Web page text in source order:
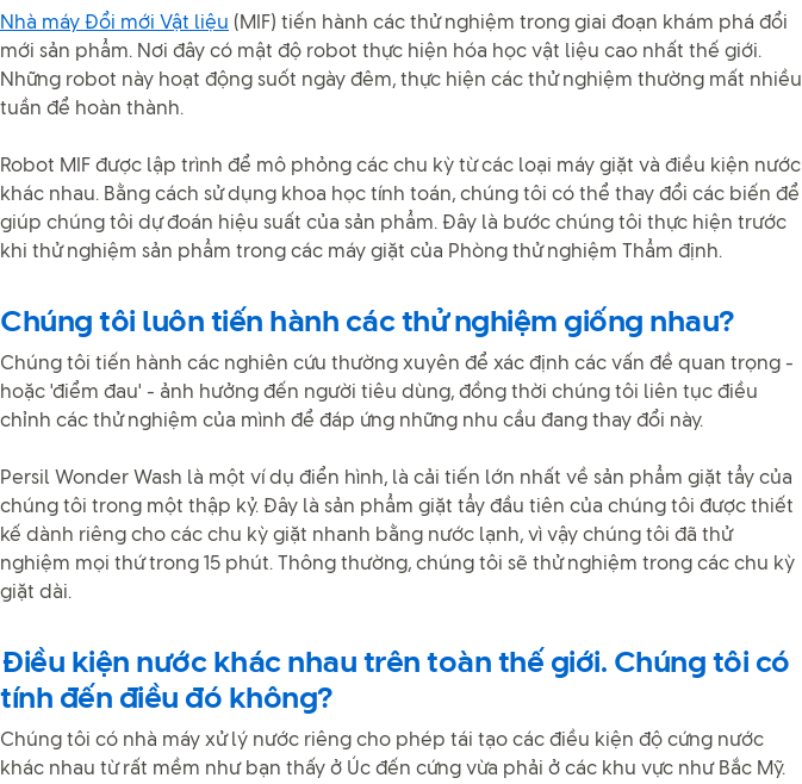
Nhà máy Đổi mới Vật liệu (MIF) tiến hành các thử nghiệm trong giai đoạn khám phá đổi
mới sản phẩm. Nơi đây có mật độ robot thực hiện hóa học vật liệu cao nhất thế giới.
Những robot này hoạt động suốt ngày đêm, thực hiện các thử nghiệm thường mất nhiều
tuần để hoàn thành.
Robot MIF được lập trình để mô phỏng các chu kỳ từ các loại máy giặt và điều kiện nước
khác nhau. Bằng cách sử dụng khoa học tính toán, chúng tôi có thể thay đổi các biến để
giúp chúng tôi dự đoán hiệu suất của sản phẩm. Đây là bước chúng tôi thực hiện trước
khi thử nghiệm sản phẩm trong các máy giặt của Phòng thử nghiệm Thẩm định.
Chúng tôi luôn tiến hành các thử nghiệm giống nhau?
Chúng tôi tiến hành các nghiên cứu thường xuyên để xác định các vấn đề quan trọng -
hoặc 'điểm đau' - ảnh hưởng đến người tiêu dùng, đồng thời chúng tôi liên tục điều
chỉnh các thử nghiệm của mình để đáp ứng những nhu cầu đang thay đổi này.
Persil Wonder Wash là một ví dụ điển hình, là cải tiến lớn nhất về sản phẩm giặt tẩy của
chúng tôi trong một thập kỷ. Đây là sản phẩm giặt tẩy đầu tiên của chúng tôi được thiết
kế dành riêng cho các chu kỳ giặt nhanh bằng nước lạnh, vì vậy chúng tôi đã thử
nghiệm mọi thứ trong 15 phút. Thông thường, chúng tôi sẽ thử nghiệm trong các chu kỳ
giặt dài.
Điều kiện nước khác nhau trên toàn thế giới. Chúng tôi có
tính đến điều đó không?
Chúng tôi có nhà máy xử lý nước riêng cho phép tái tạo các điều kiện độ cứng nước
khác nhau từ rất mềm như bạn thấy ở Úc đến cứng vừa phải ở các khu vực như Bắc Mỹ.